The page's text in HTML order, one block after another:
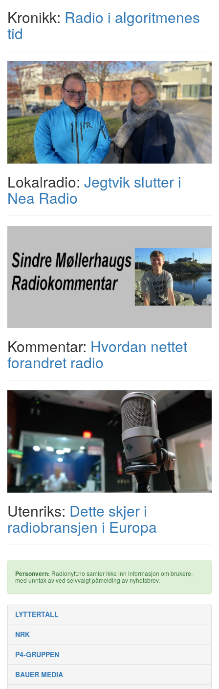
Kronikk: Radio i algoritmenes
tid
Lokalradio: Jegtvik slutter i
Nea Radio
Kommentar: Hvordan nettet
forandret radio
Utenriks: Dette skjer i
radiobransjen i Europa
Personvern: Radionytt.no samler ikke inn informasjon om brukere,
med unntak av ved selvvalgt påmelding av nyhetsbrev.
LYTTERTALL
NRK
P4-GRUPPEN
BAUER MEDIA